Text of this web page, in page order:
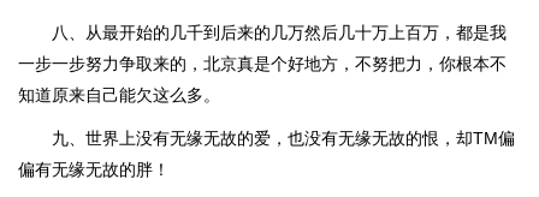
八、从最开始的几千到后来的几万然后几十万上百万，都是我
一步一步努力争取来的，北京真是个好地方，不努把力，你根本不
知道原来自己能欠这么多。
九、世界上没有无缘无故的爱，也没有无缘无故的恨，却TM偏
偏有无缘无故的胖！